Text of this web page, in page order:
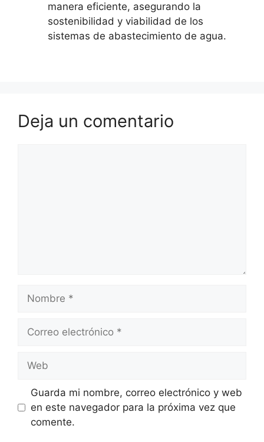
manera eficiente, asegurando la
sostenibilidad y viabilidad de los
sistemas de abastecimiento de agua.
Deja un comentario
Nombre
Correo
Web
Guarda mi nombre, correo electrónico y web
en este navegador para la próxima vez que
comente.